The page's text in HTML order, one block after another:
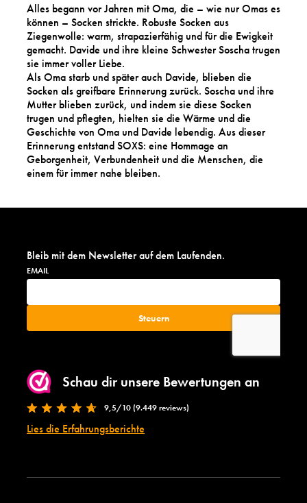
Alles begann vor Jahren mit Oma, die – wie nur Omas es
können – Socken strickte. Robuste Socken aus
Ziegenwolle: warm, strapazierfähig und für die Ewigkeit
gemacht. Davide und ihre kleine Schwester Soscha trugen
sie immer voller Liebe.
Als Oma starb und später auch Davide, blieben die
Socken als greifbare Erinnerung zurück. Soscha und ihre
Mutter blieben zurück, und indem sie diese Socken
trugen und pflegten, hielten sie die Wärme und die
Geschichte von Oma und Davide lebendig. Aus dieser
Erinnerung entstand SOXS: eine Hommage an
Geborgenheit, Verbundenheit und die Menschen, die
einem für immer nahe bleiben.
Bleib mit dem Newsletter auf dem Laufenden.
Schau dir unsere Bewertungen an
9,5/10 (9.449 reviews)
Lies die Erfahrungsberichte